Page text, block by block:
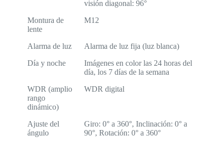
visión diagonal: 96°
Montura de
lente
M12
Alarma de luz
Alarma de luz fija (luz blanca)
Día y noche
Imágenes en color las 24 horas del
día, los 7 días de la semana
WDR (amplio
rango
dinámico)
WDR digital
Ajuste del
ángulo
Giro: 0° a 360°, Inclinación: 0° a
90°, Rotación: 0° a 360°